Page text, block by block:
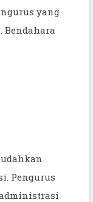
yang
Bendahara
Pengurus